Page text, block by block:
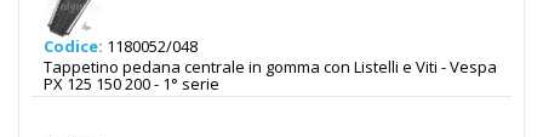
Codice: 1180052/048
Tappetino pedana centrale in gomma con Listelli e Viti - Vespa
PX 125 150 200 - 1° serie